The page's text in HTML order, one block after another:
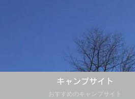
キャンプサイト
おすすめのキャンプサイト